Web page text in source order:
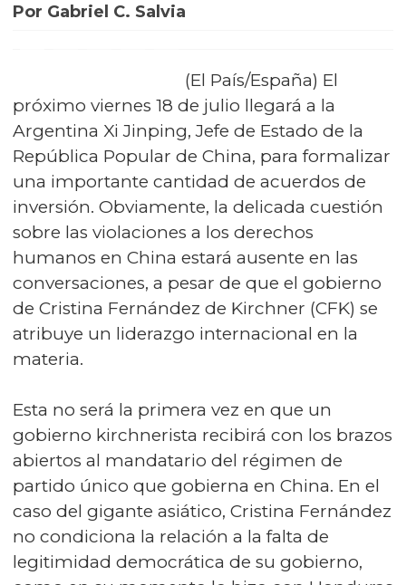
Por Gabriel C. Salvia
(El País/España) El
próximo viernes 18 de julio llegará a la
Argentina Xi Jinping, Jefe de Estado de la
República Popular de China, para formalizar
una importante cantidad de acuerdos de
inversión. Obviamente, la delicada cuestión
sobre las violaciones a los derechos
humanos en China estará ausente en las
conversaciones, a pesar de que el gobierno
de Cristina Fernández de Kirchner (CFK) se
atribuye un liderazgo internacional en la
materia.
Esta no será la primera vez en que un
gobierno kirchnerista recibirá con los brazos
abiertos al mandatario del régimen de
partido único que gobierna en China. En el
caso del gigante asiático, Cristina Fernández
no condiciona la relación a la falta de
legitimidad democrática de su gobierno,